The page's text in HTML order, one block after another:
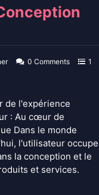
0 Comments
1
de l'expérience
: Au cœur de
Dans le monde
l'utilisateur occupe
la conception et le
et services.